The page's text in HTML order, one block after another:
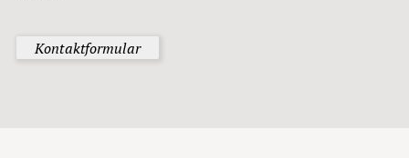
Kontaktformular